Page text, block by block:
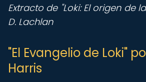
Extracto de "Loki: El origen de
D. Lachlan
"El Evangelio de Loki"
Harris